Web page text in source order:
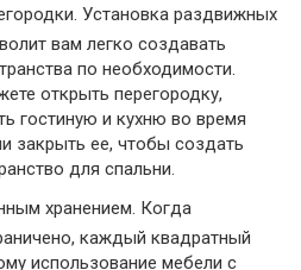
Установка раздвижных
вам легко создавать
по необходимости.
открыть перегородку,
гостиную и кухню во время
закрыть ее, чтобы создать
для спальни.
хранением. Когда
каждый квадратный
использование мебели с